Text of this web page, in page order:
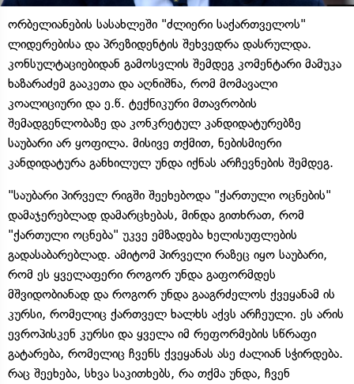
ორბელიანების სასახლეში "ძლიერი საქართველოს"
ლიდერებისა და პრეზიდენტის შეხვედრა დასრულდა.
კონსულტაციებიდან გამოსვლის შემდეგ კომენტარი მამუკა
ხაზარაძემ გააკეთა და აღნიშნა, რომ მომავალი
კოალიციური და ე.წ. ტექნიკური მთავრობის
შემადგენლობაზე და კონკრეტულ კანდიდატურებზე
საუბარი არ ყოფილა. მისივე თქმით, ნებისმიერი
კანდიდატურა განხილულ უნდა იქნას არჩევნების შემდეგ.
"საუბარი პირველ რიგში შეეხებოდა "ქართული ოცნების"
დამაჯერებლად დამარცხებას, მინდა გითხრათ, რომ
"ქართული ოცნება" უკვე ემზადება ხელისუფლების
გადასაბარებლად. ამიტომ პირველი რაზეც იყო საუბარი,
რომ ეს ყველაფერი როგორ უნდა გაფორმდეს
მშვიდობიანად და როგორ უნდა გააგრძელოს ქვეყანამ ის
კურსი, რომელიც ქართველ ხალხს აქვს არჩეული. ეს არის
ევროპისკენ კურსი და ყველა იმ რეფორმების სწრაფი
გატარება, რომელიც ჩვენს ქვეყანას ასე ძალიან სჭირდება.
რაც შეეხება, სხვა საკითხებს, რა თქმა უნდა, ჩვენ